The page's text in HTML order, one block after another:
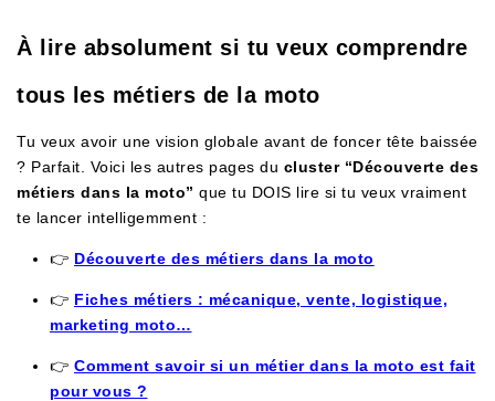
À lire absolument si tu veux comprendre
tous les métiers de la moto
Tu veux avoir une vision globale avant de foncer tête baissée
? Parfait. Voici les autres pages du cluster “Découverte des
métiers dans la moto” que tu DOIS lire si tu veux vraiment
te lancer intelligemment :
👉 Découverte des métiers dans la moto
👉 Fiches métiers : mécanique, vente, logistique,
marketing moto…
👉 Comment savoir si un métier dans la moto est fait
pour vous ?